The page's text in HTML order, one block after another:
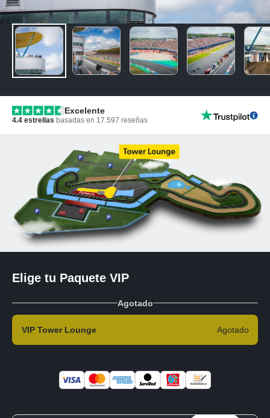
Excelente
4.4 estrellas basadas en 17.597 reseñas
Elige tu Paquete VIP
Agotado
VIP Tower Lounge Agotado